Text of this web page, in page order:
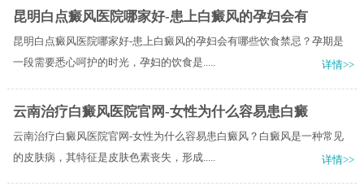
昆明白点癜风医院哪家好-患上白癜风的孕妇会有
昆明白点癜风医院哪家好-患上白癜风的孕妇会有哪些饮食禁忌？孕期是
一段需要悉心呵护的时光，孕妇的饮食是.....
详情>>
云南治疗白癜风医院官网-女性为什么容易患白癜
云南治疗白癜风医院官网-女性为什么容易患白癜风？白癜风是一种常见
的皮肤病，其特征是皮肤色素丧失，形成.....
详情>>